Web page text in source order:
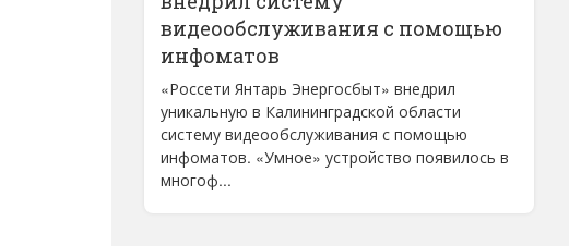
видеообслуживания с помощью
инфоматов
«Россети Янтарь Энергосбыт» внедрил
уникальную в Калининградской области
систему видеообслуживания с помощью
инфоматов. «Умное» устройство появилось в
многоф...